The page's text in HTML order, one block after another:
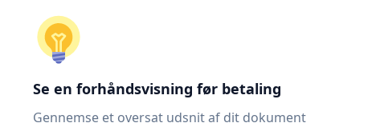
Se en forhåndsvisning før betaling
Gennemse et oversat udsnit af dit dokument